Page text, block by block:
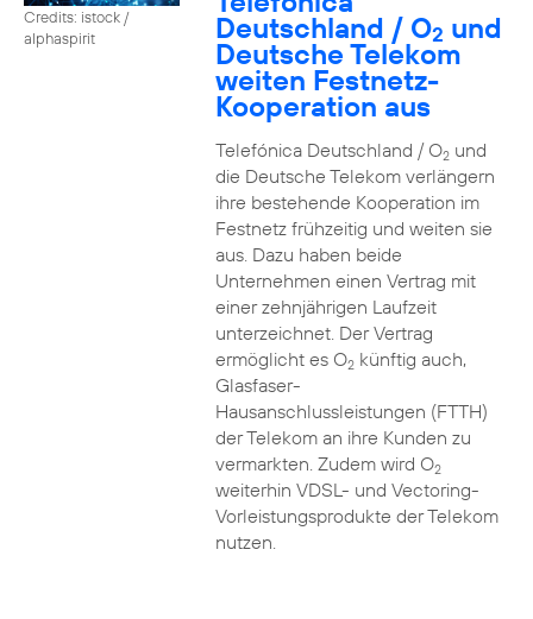
Credits: istock /
alphaspirit
Deutschland / O2 und
Deutsche Telekom
weiten Festnetz-
Kooperation aus
Telefónica Deutschland / O2und
die Deutsche Telekom verlängern
ihre bestehende Kooperation im
Festnetz frühzeitig und weiten sie
aus. Dazu haben beide
Unternehmen einen Vertrag mit
einer zehnjährigen Laufzeit
unterzeichnet. Der Vertrag
ermöglicht es O2künftig auch,
Glasfaser-
Hausanschlussleistungen (FTTH)
der Telekom an ihre Kunden zu
vermarkten. Zudem wird O2
weiterhin VDSL- und Vectoring-
Vorleistungsprodukte der Telekom
nutzen.